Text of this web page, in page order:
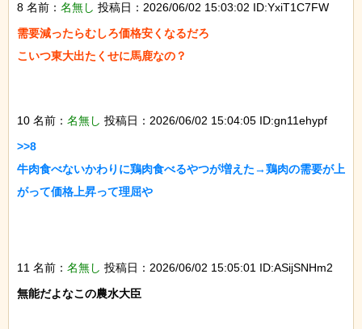
8 名前： 名無し 投稿日：2026/06/02 15:03:02 ID:YxiT1C7FW
需要減ったらむしろ価格安くなるだろ
こいつ東大出たくせに馬鹿なの？
10 名前： 名無し 投稿日：2026/06/02 15:04:05 ID:gn11ehypf
>>8
牛肉食べないかわりに鶏肉食べるやつが増えた→鶏肉の需要が上
がって価格上昇って理屈や
11 名前： 名無し 投稿日：2026/06/02 15:05:01 ID:ASijSNHm2
無能だよなこの農水大臣